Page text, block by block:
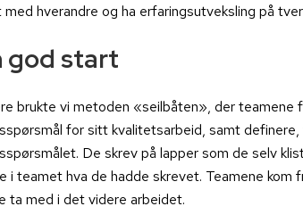
med hverandre og ha erfaringsutveksling på
god start
brukte vi metoden «seilbåten», der teamene
for sitt kvalitetsarbeid, samt
De skrev på lapper som de selv
i teamet hva de hadde skrevet. Teamene kom
ta med i det videre arbeidet.